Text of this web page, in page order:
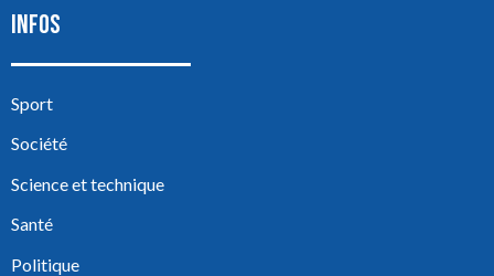
INFOS
Sport
Société
Science et technique
Santé
Politique